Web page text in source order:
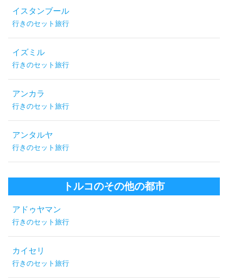
イスタンブール
行きのセット旅行
イズミル
行きのセット旅行
アンカラ
行きのセット旅行
アンタルヤ
行きのセット旅行
トルコのその他の都市
アドゥヤマン
行きのセット旅行
カイセリ
行きのセット旅行